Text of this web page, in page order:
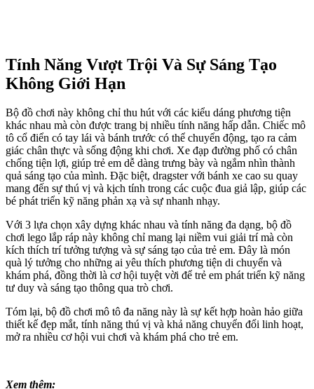
Tính Năng Vượt Trội Và Sự Sáng Tạo
Không Giới Hạn
Bộ đồ chơi này không chỉ thu hút với các kiểu dáng phương tiện
khác nhau mà còn được trang bị nhiều tính năng hấp dẫn. Chiếc mô
tô cổ điển có tay lái và bánh trước có thể chuyển động, tạo ra cảm
giác chân thực và sống động khi chơi. Xe đạp đường phố có chân
chống tiện lợi, giúp trẻ em dễ dàng trưng bày và ngắm nhìn thành
quả sáng tạo của mình. Đặc biệt, dragster với bánh xe cao su quay
mang đến sự thú vị và kịch tính trong các cuộc đua giả lập, giúp các
bé phát triển kỹ năng phản xạ và sự nhanh nhạy.
Với 3 lựa chọn xây dựng khác nhau và tính năng đa dạng, bộ đồ
chơi lego lắp ráp này không chỉ mang lại niềm vui giải trí mà còn
kích thích trí tưởng tượng và sự sáng tạo của trẻ em. Đây là món
quà lý tưởng cho những ai yêu thích phương tiện di chuyển và
khám phá, đồng thời là cơ hội tuyệt vời để trẻ em phát triển kỹ năng
tư duy và sáng tạo thông qua trò chơi.
Tóm lại, bộ đồ chơi mô tô đa năng này là sự kết hợp hoàn hảo giữa
thiết kế đẹp mắt, tính năng thú vị và khả năng chuyển đổi linh hoạt,
mở ra nhiều cơ hội vui chơi và khám phá cho trẻ em.
Xem thêm: